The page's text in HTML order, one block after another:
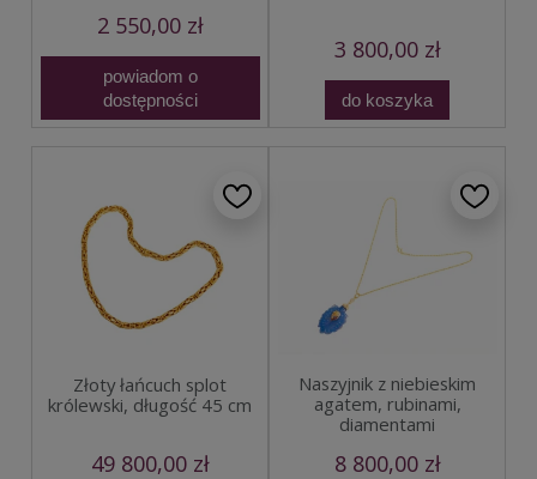
2 550,00 zł
powiadom o
dostępności
3 800,00 zł
do koszyka
Złoty łańcuch splot
królewski, długość 45 cm
49 800,00 zł
Naszyjnik z niebieskim
agatem, rubinami,
diamentami
8 800,00 zł